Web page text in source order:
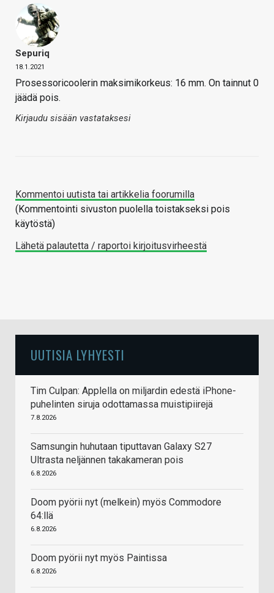
Sepuriq
18.1.2021
Prosessoricoolerin maksimikorkeus: 16 mm. On tainnut 0
jäädä pois.
Kirjaudu sisään vastataksesi
Kommentoi uutista tai artikkelia foorumilla
(Kommentointi sivuston puolella toistakseksi pois
käytöstä)
Lähetä palautetta / raportoi kirjoitusvirheestä
UUTISIA LYHYESTI
Tim Culpan: Applella on miljardin edestä iPhone-
puhelinten siruja odottamassa muistipiirejä
7.8.2026
Samsungin huhutaan tiputtavan Galaxy S27
Ultrasta neljännen takakameran pois
6.8.2026
Doom pyörii nyt (melkein) myös Commodore
64:llä
6.8.2026
Doom pyörii nyt myös Paintissa
6.8.2026